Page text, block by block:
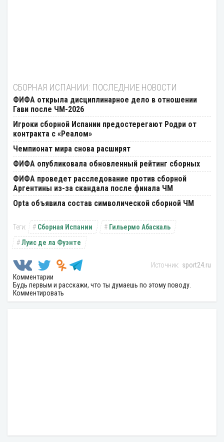
СБОРНАЯ ИСПАНИИ: ПОСЛЕДНИЕ НОВОСТИ
ФИФА открыла дисциплинарное дело в отношении
Гави после ЧМ-2026
Игроки сборной Испании предостерегают Родри от
контракта с «Реалом»
Чемпионат мира снова расширят
ФИФА опубликовала обновленный рейтинг сборных
ФИФА проведет расследование против сборной
Аргентины из-за скандала после финала ЧМ
Opta объявила состав символической сборной ЧМ
Сборная Испании
Гильермо Абаскаль
Луис де ла Фуэнте
sport24.ru
Комментарии
Будь первым и расскажи, что ты думаешь по этому поводу.
Комментировать